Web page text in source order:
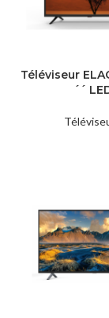
Téléviseur
´´